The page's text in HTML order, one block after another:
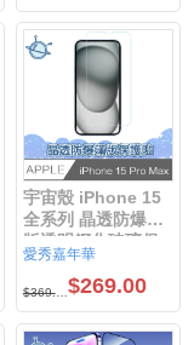
宇宙殼 iPhone 15
全系列 晶透防爆滿
版透明鋼化玻璃保
護貼iPhone15 Pro
Max / iPhone15
Pro /
iPhone15plus /
愛秀嘉年華
$369.00$269.00